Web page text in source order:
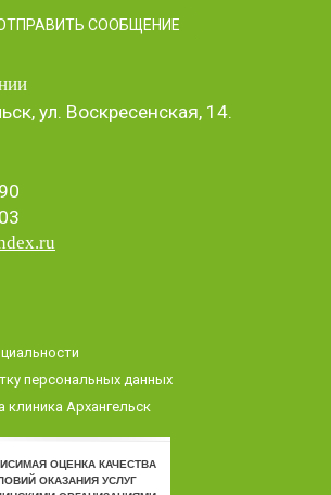
ул. Воскресенская, 14.
персональных данных
клиника Архангельск